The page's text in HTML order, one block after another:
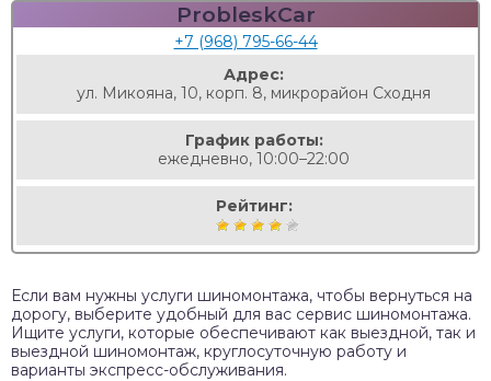
ProbleskCar
+7 (968) 795-66-44
Адрес:
ул. Микояна, 10, корп. 8, микрорайон Сходня
График работы:
ежедневно, 10:00–22:00
Рейтинг:
Если вам нужны услуги шиномонтажа, чтобы вернуться на
дорогу, выберите удобный для вас сервис шиномонтажа.
Ищите услуги, которые обеспечивают как выездной, так и
выездной шиномонтаж, круглосуточную работу и
варианты экспресс-обслуживания.